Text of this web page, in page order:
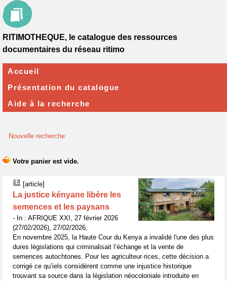
Nouvelle recherche
[article]
La justice kényane libère les
semences et les paysans
- In : AFRIQUE XXI, 27 février 2026
(27/02/2026), 27/02/2026,
En novembre 2025, la Haute Cour du Kenya a invalidé l'une des plus
dures législations qui criminalisait l’échange et la vente de
semences autochtones. Pour les agriculteur·rices, cette décision a
corrigé ce qu’iels considèrent comme une injustice historique
trouvant sa source dans la législation néocoloniale introduite en
RITIMOTHEQUE, le catalogue des ressources
documentaires du réseau ritimo
Accueil
Présentation du catalogue
Aide à la recherche